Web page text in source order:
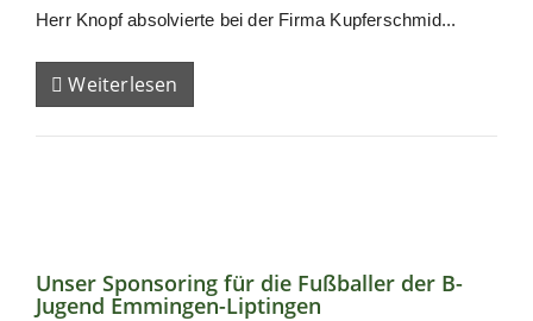
Herr Knopf absolvierte bei der Firma Kupferschmid...
Weiterlesen
Unser Sponsoring für die Fußballer der B-
Jugend Emmingen-Liptingen